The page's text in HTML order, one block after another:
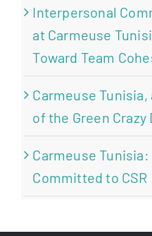
Interpersonal
at Carmeuse
Toward Team
Carmeuse
of the Green Crazy
Carmeuse Tunisia:
Committed to CSR